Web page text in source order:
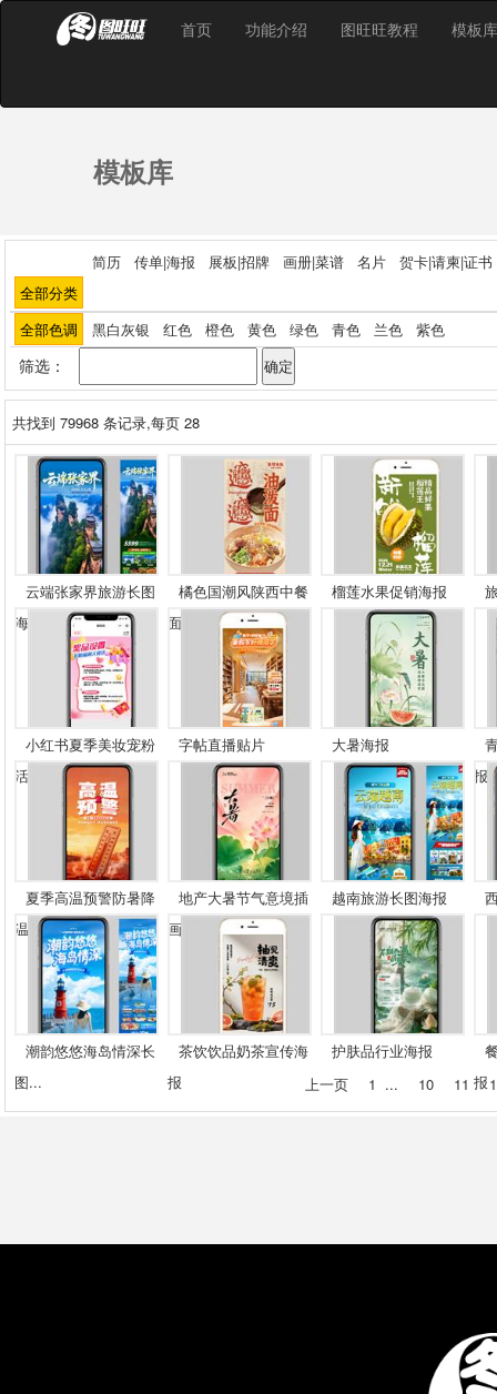
首页 功能介绍 图旺旺教程 模板库
模板库
全部分类
简历 传单|海报 展板|招牌 画册|菜谱 名片 贺卡|请柬|证书
全部色调 黑白灰银 红色 橙色 黄色 绿色 青色 兰色 紫色
筛选：
共找到 79968 条记录,每页 28
云端张家界旅游长图
海...
橘色国潮风陕西中餐
面...
榴莲水果促销海报
小红书夏季美妆宠粉
活...
字帖直播贴片 大暑海报
报
夏季高温预警防暑降
温...
地产大暑节气意境插
画...
越南旅游长图海报
潮韵悠悠海岛情深长
图...
茶饮饮品奶茶宣传海
报
护肤品行业海报
报
上一页 1 ... 10 11